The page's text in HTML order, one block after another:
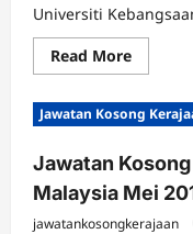
Universiti
Read MoreRead
more
Jawatan
Kosong
Malaysia
Jun
2016
Jawatan Kosong
Jawatan
Malaysia Mei
jawatankosongkerajaan